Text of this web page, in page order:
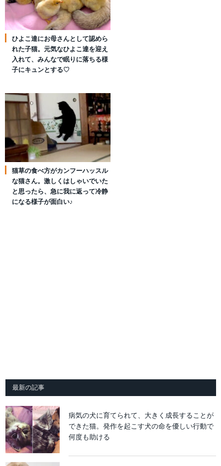
ひよこ達にお母さんとして認めら
れた子猫。元気なひよこ達を迎え
入れて、みんなで眠りに落ちる様
子にキュンとする♡
猫草の食べ方がカンフーハッスル
な猫さん。激しくはしゃいでいた
と思ったら、急に我に返って冷静
になる様子が面白い♪
最新の記事
病気の犬に育てられて、大きく成長することが
できた猫。発作を起こす犬の命を優しい行動で
何度も助ける